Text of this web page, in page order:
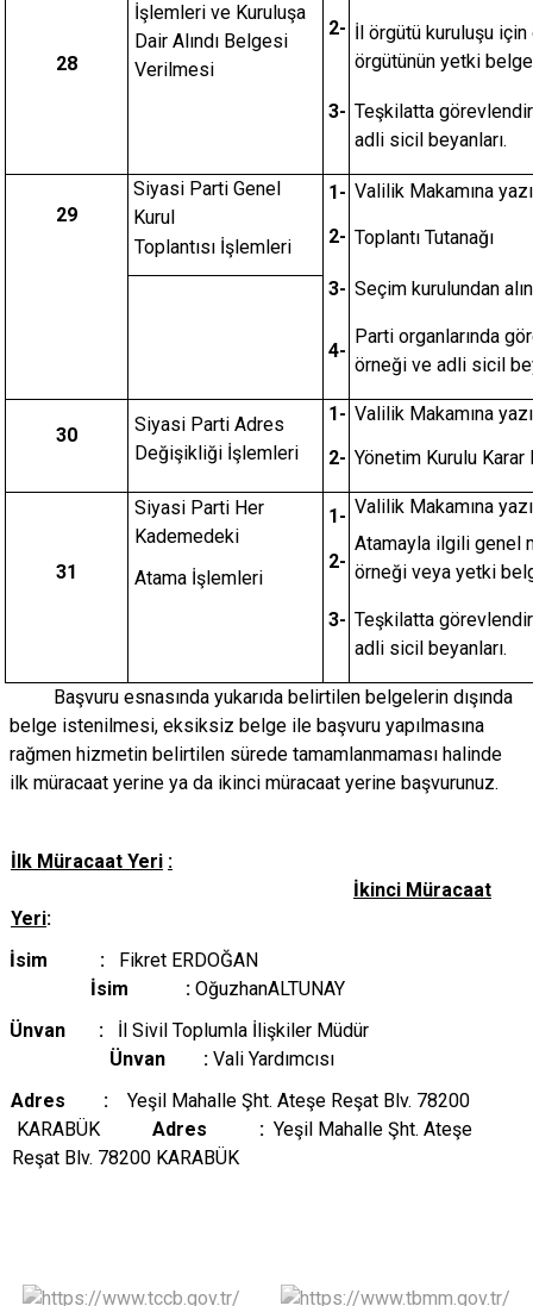
28
İşlemleri ve Kuruluşa
Dair Alındı Belgesi
Verilmesi
2- İl örgütü kuruluşu
örgütünün yetki
3- Teşkilatta
adli sicil beyanları.
29
Siyasi Parti Genel
Kurul
Toplantısı İşlemleri
1-
2-
Valilik Makamına
Toplantı Tutanağı
3- Seçim kurulundan
4-
Parti organlarında
örneği ve adli sicil
30
Siyasi Parti Adres
Değişikliği İşlemleri
1-
2-
Valilik Makamına
Yönetim Kurulu
31
Siyasi Parti Her
Kademedeki
Atama İşlemleri
1-
2-
Valilik Makamına
Atamayla ilgili genel
örneği veya yetki
3- Teşkilatta
adli sicil beyanları.
Başvuru esnasında yukarıda belirtilen belgelerin dışında
belge istenilmesi, eksiksiz belge ile başvuru yapılmasına
rağmen hizmetin belirtilen sürede tamamlanmaması halinde
ilk müracaat yerine ya da ikinci müracaat yerine başvurunuz.
İlk Müracaat Yeri :
İkinci Müracaat
Yeri:
İsim : Fikret ERDOĞAN
İsim : OğuzhanALTUNAY
Ünvan : İl Sivil Toplumla İlişkiler Müdür
Ünvan : Vali Yardımcısı
Adres :Yeşil Mahalle Şht. Ateşe Reşat Blv. 78200
KARABÜK Adres : Yeşil Mahalle Şht. Ateşe
Reşat Blv. 78200 KARABÜK